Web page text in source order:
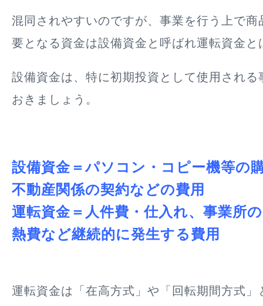
混同されやすいのですが、事業を行う上で商
要となる資金は設備資金と呼ばれ運転資金と
設備資金は、特に初期投資として使用される
おきましょう。
設備資金＝パソコン・コピー機等の
不動産関係の契約などの費用
運転資金＝人件費・仕入れ、事業所
熱費など継続的に発生する費用
運転資金は「在高方式」や「回転期間方式」